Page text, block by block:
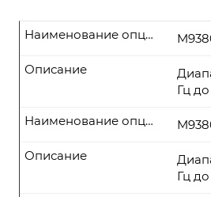
Наименование опции
Гц
Описание
Наименование опции
Гц
Описание